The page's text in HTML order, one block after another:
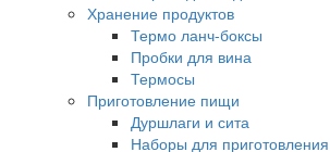
Хранение продуктов
Термо ланч-боксы
Пробки для вина
Термосы
Приготовление пищи
Дуршлаги и сита
Наборы для